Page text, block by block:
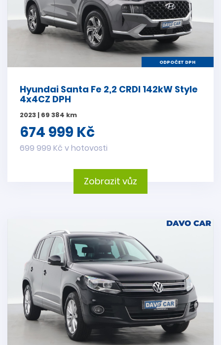
ODPOČET DPH
Hyundai Santa Fe 2,2 CRDI 142kW Style
4x4CZ DPH
2023 | 69 384 km
674 999 Kč
699 999 Kč v hotovosti
Zobrazit vůz